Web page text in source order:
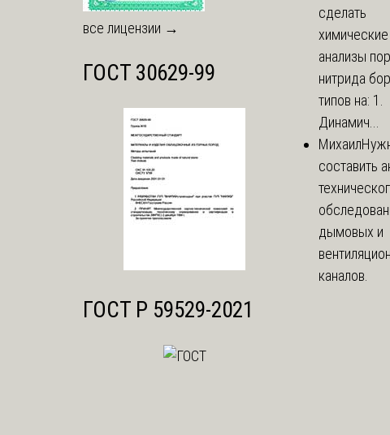
все лицензии →
ГОСТ 30629-99
ГОСТ Р 59529-2021
сделать
химические
анализы
нитрида
типов на: 1.
Динамич...
Михаил
составить
дымовых и
каналов.